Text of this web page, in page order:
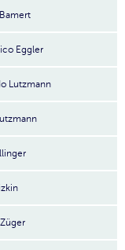
Eggler
Lutzmann